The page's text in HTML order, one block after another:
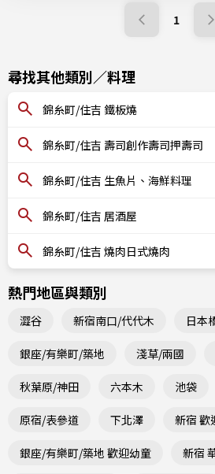
1
尋找其他類別／料理
錦糸町/住吉 鐵板燒
錦糸町/住吉 壽司創作壽司押壽司
錦糸町/住吉 生魚片、海鮮料理
錦糸町/住吉 居酒屋
錦糸町/住吉 燒肉日式燒肉
熱門地區與類別
澀谷 新宿南口/代代木 日本
銀座/有樂町/築地 淺草/兩國
秋葉原/神田 六本木 池袋
原宿/表參道 下北澤 新宿 歡
銀座/有樂町/築地 歡迎幼童 新宿